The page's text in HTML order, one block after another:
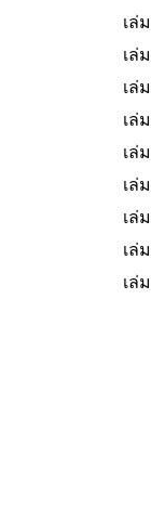
เล่
เล่
เล่
เล่
เล่
เล่
เล่
เล่
เล่